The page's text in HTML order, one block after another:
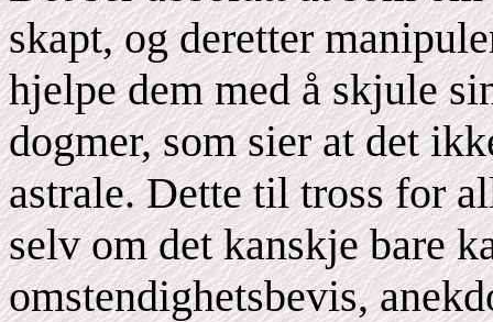
skapt, og deretter
hjelpe dem med å skjule
dogmer, som sier at det
astrale. Dette til tross for
selv om det kanskje bare
omstendighetsbevis,